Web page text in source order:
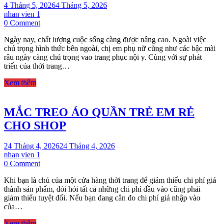
4 Tháng 5, 20264 Tháng 5, 2026
nhan vien 1
0 Commenton
treo
trưng
bày
bikini
Ngày nay, chất lượng cuộc sống càng được nâng cao. Ngoài việc
chú trọng hình thức bên ngoài, chị em phụ nữ cũng như các bậc mài
râu ngày càng chú trọng vao trang phục nội y. Cùng với sự phát
triển của thời trang…
Xem thêm
MẮC TREO ÁO QUẦN TRẺ EM RẺ
CHO SHOP
24 Tháng 4, 202624 Tháng 4, 2026
nhan vien 1
0 Commenton
TREO
ÁO
QUẦN
Khi bạn là chủ của một cửa hàng thời trang để giảm thiểu chi phí giá
thành sản phẩm, đòi hỏi tất cả những chi phí đầu vào cũng phải
giảm thiểu tuyệt đối. Nếu bạn đang cân đo chi phí giá nhập vào
của…